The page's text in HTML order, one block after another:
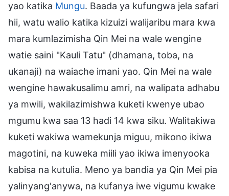
yao katika Mungu. Baada ya kufungwa jela safari
hii, watu walio katika kizuizi walijaribu mara kwa
mara kumlazimisha Qin Mei na wale wengine
watie saini "Kauli Tatu" (dhamana, toba, na
ukanaji) na waiache imani yao. Qin Mei na wale
wengine hawakusalimu amri, na walipata adhabu
ya mwili, wakilazimishwa kuketi kwenye ubao
mgumu kwa saa 13 hadi 14 kwa siku. Walitakiwa
kuketi wakiwa wamekunja miguu, mikono ikiwa
magotini, na kuweka miili yao ikiwa imenyooka
kabisa na kutulia. Meno ya bandia ya Qin Mei pia
yalinyang'anywa, na kufanya iwe vigumu kwake